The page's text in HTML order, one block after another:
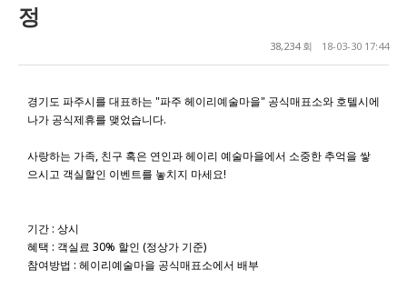
정
38,234 회 18-03-30 17:44
경기도 파주시를 대표하는 "파주 헤이리예술마을" 공식매표소와 호텔시에
나가 공식제휴를 맺었습니다.
사랑하는 가족, 친구 혹은 연인과 헤이리 예술마을에서 소중한 추억을 쌓
으시고 객실할인 이벤트를 놓치지 마세요!
기간 : 상시
혜택 : 객실료 30% 할인 (정상가 기준)
참여방법 : 헤이리예술마을 공식매표소에서 배부